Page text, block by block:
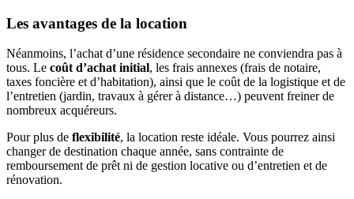
Les avantages de la location
Néanmoins, l’achat d’une résidence secondaire ne conviendra pas à
tous. Le coût d’achat initial, les frais annexes (frais de notaire,
taxes foncière et d’habitation), ainsi que le coût de la logistique et de
l’entretien (jardin, travaux à gérer à distance…) peuvent freiner de
nombreux acquéreurs.
Pour plus de flexibilité, la location reste idéale. Vous pourrez ainsi
changer de destination chaque année, sans contrainte de
remboursement de prêt ni de gestion locative ou d’entretien et de
rénovation.